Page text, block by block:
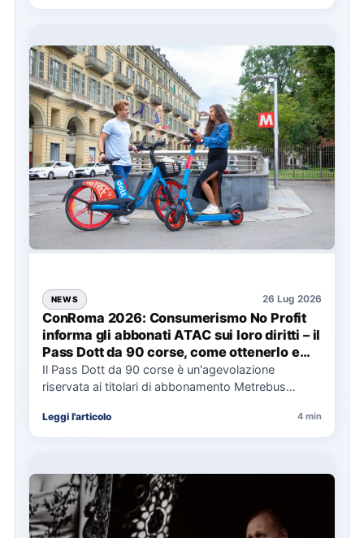
NEWS 26 Lug 2026
ConRoma 2026: Consumerismo No Profit
informa gli abbonati ATAC sui loro diritti – il
Pass Dott da 90 corse, come ottenerlo e
cosa spetta in caso di disservizi
Il Pass Dott da 90 corse è un'agevolazione
riservata ai titolari di abbonamento Metrebus
Leggi l'articolo 4 min